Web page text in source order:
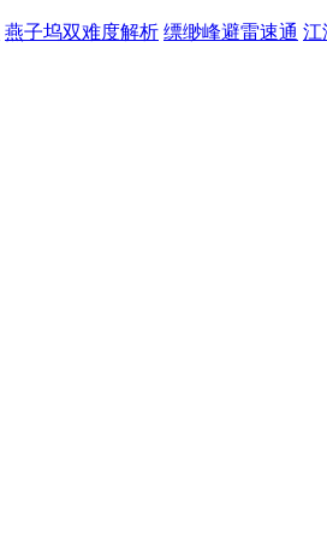
燕子坞双难度解析 缥缈峰避雷速通 江